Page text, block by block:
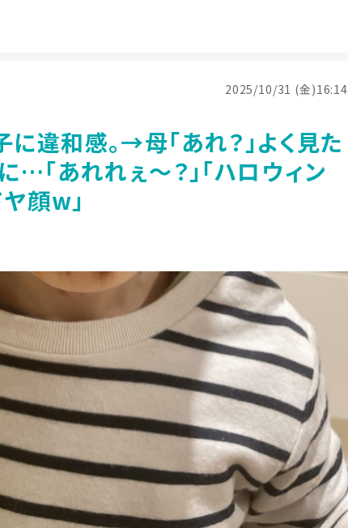
2025/10/31 (金)16:14
違和感。→母「あれ？」よく見た
「あれれぇ〜？」「ハロウィン
顔w」